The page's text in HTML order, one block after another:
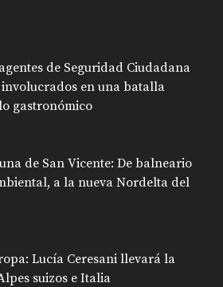
de Seguridad Ciudadana
en una batalla
gastronómico
de San Vicente: De balneario
a la nueva Nordelta del
Lucía Ceresani llevará la
suizos e Italia